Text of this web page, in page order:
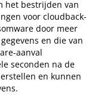
het bestrijden van
voor cloudback-
door meer
en die van
aanval
seconden na de
en kunnen